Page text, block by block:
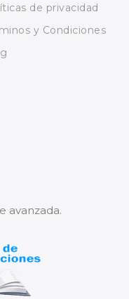
de privacidad
y Condiciones
avanzada.